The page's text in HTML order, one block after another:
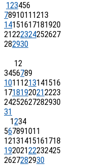
123456
7891011 1213
14151617181920
21222324252627
282930
12
3456789
1011 1213141516
17181920212223
24252627282930
31
1234
567891011
12131415161718
19202122232425
2627282930